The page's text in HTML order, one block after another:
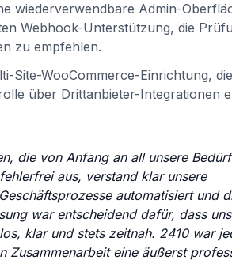
wiederverwendbare Admin-
Webhook-Unterstützung, die
zu empfehlen.
Site-WooCommerce-Einrichtung, die
über Drittanbieter-Integrationen
die von Anfang an all unsere
aus, verstand klar unsere
automatisiert und
war entscheidend dafür, dass
klar und stets zeitnah. 2410 war
Zusammenarbeit eine äußerst